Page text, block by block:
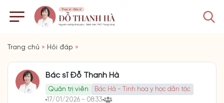
Trang chủ » Hỏi đáp »
Bác sĩ Đỗ Thanh Hà
Quản trị viên
Bác Hà - Tinh hoa y học dân tộc
17/01/2026 - 08:33